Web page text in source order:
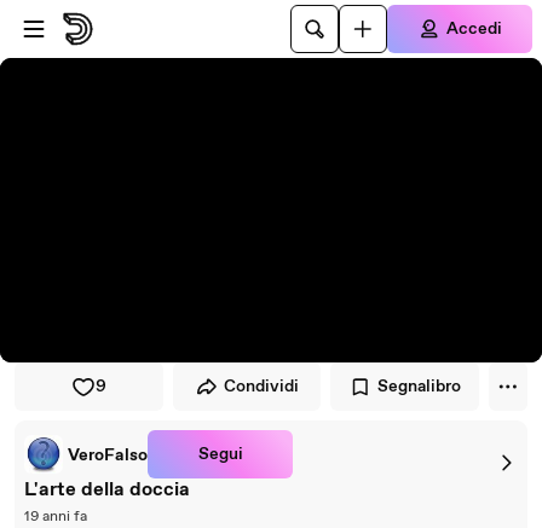
Vai al lettore
Passa al contenuto principale
Accedi
9 Condividi Segnalibro
VeroFalso Segui
L'arte della doccia
19 anni fa